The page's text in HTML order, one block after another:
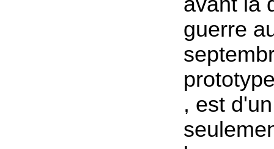
guerre
, est